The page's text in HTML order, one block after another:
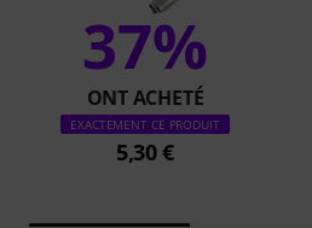
37%
ONT ACHETÉ
EXACTEMENT CE PRODUIT
5,30 €